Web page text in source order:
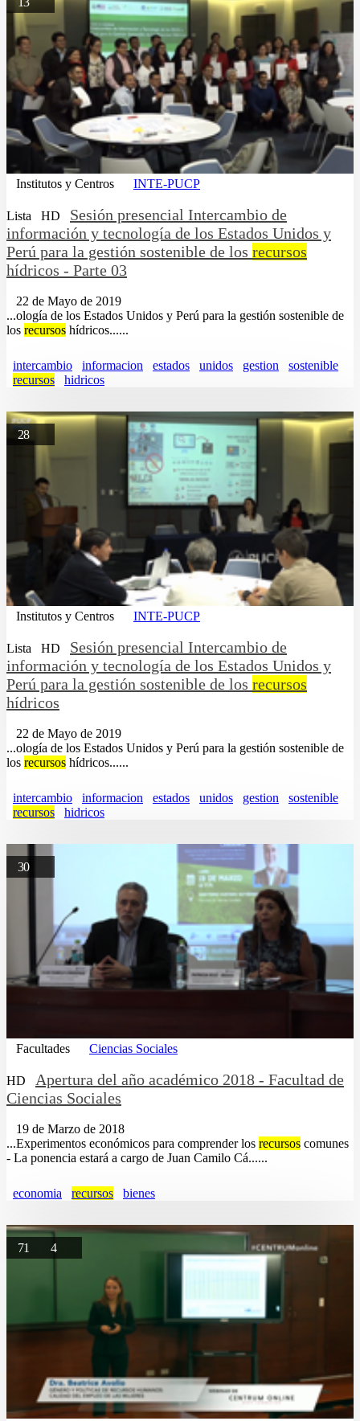
Institutos y Centros INTE-PUCP
Lista HD
Sesión presencial Intercambio de
información y tecnología de los Estados Unidos y
Perú para la gestión sostenible de los recursos
hídricos - Parte 03
22 de Mayo de 2019
...ología de los Estados Unidos y Perú para la gestión sostenible de
los recursos hídricos......
intercambio informacion estados unidos gestion
sostenible
recursos
hidricos
28
Institutos y Centros INTE-PUCP
Lista HD
Sesión presencial Intercambio de
información y tecnología de los Estados Unidos y
Perú para la gestión sostenible de los recursos
hídricos
22 de Mayo de 2019
...ología de los Estados Unidos y Perú para la gestión sostenible de
los recursos hídricos......
intercambio informacion estados unidos gestion
sostenible
recursos
hidricos
30
Facultades Ciencias Sociales
HD
Apertura del año académico 2018 - Facultad de
Ciencias Sociales
19 de Marzo de 2018
...Experimentos económicos para comprender los recursos comunes
- La ponencia estará a cargo de Juan Camilo Cá......
economia recursos bienes
71 4